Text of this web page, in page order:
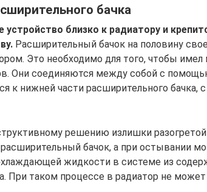
бачка
устройство близко к радиатору и
Расширительный бачок на половину
Это необходимо для того, чтобы
Они соединяются между собой с
к нижней части расширительного бачка,
решению излишки
бачок, а при остывании
жидкости в системе из
При таком процессе в радиатор не